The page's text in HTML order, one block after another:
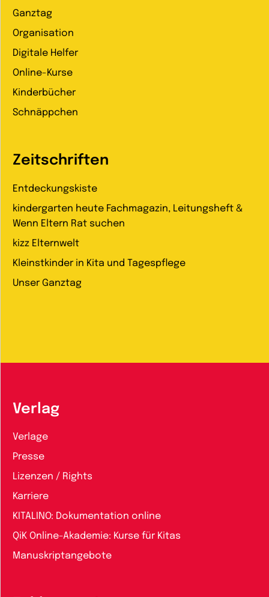
Ganztag
Organisation
Digitale Helfer
Online-Kurse
Kinderbücher
Schnäppchen
Zeitschriften
Entdeckungskiste
kindergarten heute Fachmagazin, Leitungsheft &
Wenn Eltern Rat suchen
kizz Elternwelt
Kleinstkinder in Kita und Tagespflege
Unser Ganztag
Verlag
Verlage
Presse
Lizenzen / Rights
Karriere
KITALINO: Dokumentation online
QiK Online-Akademie: Kurse für Kitas
Manuskriptangebote